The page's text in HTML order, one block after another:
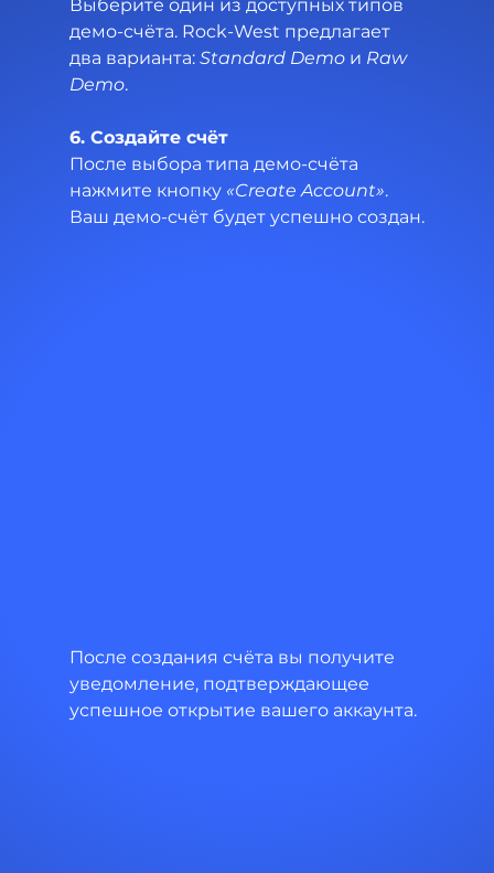
Выберите один из доступных типов
демо-счёта. Rock-West предлагает
два варианта: Standard Demo и Raw
Demo.
6. Создайте счёт
После выбора типа демо-счёта
нажмите кнопку «Create Account».
Ваш демо-счёт будет успешно создан.
После создания счёта вы получите
уведомление, подтверждающее
успешное открытие вашего аккаунта.